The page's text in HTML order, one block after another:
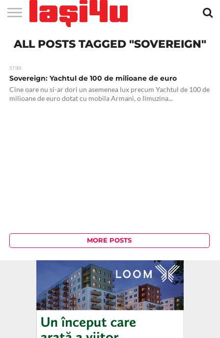
STIRI
APARTAMENTE
NOI IASI
STIRI
IASI
JOBS
IN
FILME
LA
CLUBURI /
DISCOTECI
BARURI /
CAFENELE
SALI DE
FORTA
SALOANE DE
INFRUMUSETARE
AGENTII
DE
RESTAURANTE
IN IASI
PIZZA
IN
PISCINA
IN IASI
FLORARII
RADIO
LIVE
SPALATORII
AUTO
TRACTARI
AUTO
TAXI
IN
CINEMA
TEATRU
HOTELURI
/
TEREN
SPORTIV
TEREN
TENIS
FARMACII
NON
COFFEE-
TO-GO
FIRME DE
PUBLICITATE
RENT
A
ALL POSTS TAGGED "SOVEREIGN"
STIRI
Sovereign: Yachtul de 100 de milioane de euro
Cine oare nu si-ar dori un asemenea lux precum Yachtul de 100 de
milioane de euro dotat cu mobila Armani, o limuzina...
MORE POSTS